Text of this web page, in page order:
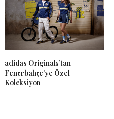
adidas Originals’tan
Fenerbahçe’ye Özel
Koleksiyon